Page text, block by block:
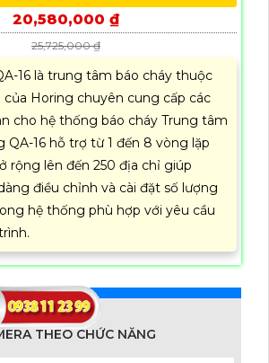
20,580,000 ₫
25,725,000 ₫
16 là trung tâm báo cháy thuộc
của Horing chuyên cung cấp các
cho hệ thống báo cháy Trung tâm
QA-16 hỗ trợ từ 1 đến 8 vòng lặp
rộng lên đến 250 địa chỉ giúp
điều chỉnh và cài đặt số lượng
hệ thống phù hợp với yêu cầu
THEO CHỨC NĂNG